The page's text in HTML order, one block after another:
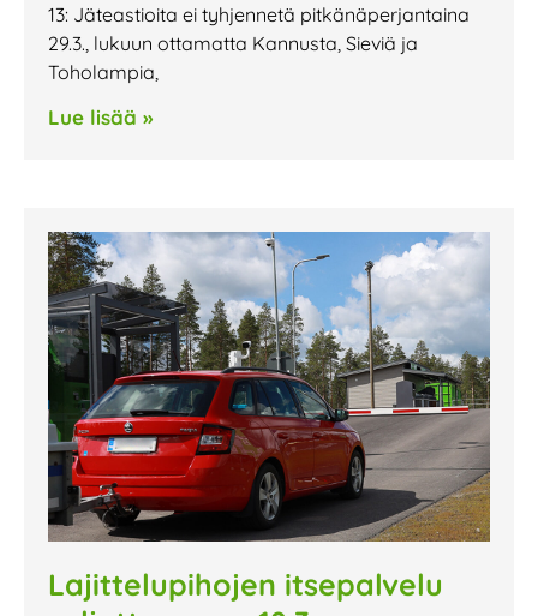
13: Jäteastioita ei tyhjennetä pitkänäperjantaina
29.3., lukuun ottamatta Kannusta, Sieviä ja
Toholampia,
Lue lisää »
Lajittelupihojen itsepalvelu